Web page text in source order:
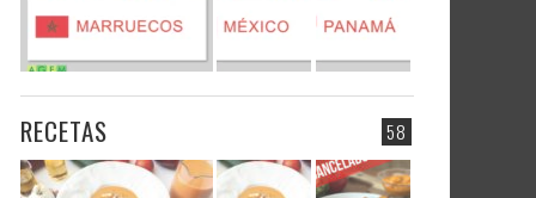
58
RECETAS